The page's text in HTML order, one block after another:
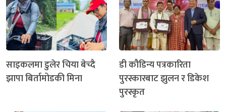
साइकलमा डुलेर चिया बेच्दै
झापा बिर्तामोडकी मिना
डी कौडिन्य पत्रकारिता
पुरस्कारबाट झुलन र डिकेश
पुरस्कृत